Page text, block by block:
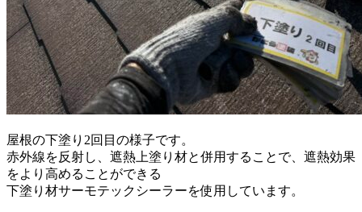
屋根の下塗り2回目の様子です。
赤外線を反射し、遮熱上塗り材と併用することで、遮熱効果
をより高めることができる
下塗り材サーモテックシーラーを使用しています。